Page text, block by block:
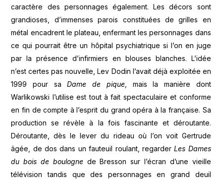
caractère des personnages également. Les décors sont
grandioses, d’immenses parois constituées de grilles en
métal encadrent le plateau, enfermant les personnages dans
ce qui pourrait être un hôpital psychiatrique si l’on en juge
par la présence d’infirmiers en blouses blanches. L’idée
n’est certes pas nouvelle, Lev Dodin l’avait déjà exploitée en
1999 pour saDame de pique, mais la manière dont
Warlikowski l’utilise est tout à fait spectaculaire et conforme
en fin de compte à l’esprit du grand opéra à la française. Sa
production se révèle à la fois fascinante et déroutante.
Déroutante, dès le lever du rideau où l’on voit Gertrude
âgée, de dos dans un fauteuil roulant, regarderLes Dames
du bois de boulognede Bresson sur l’écran d’une vieille
télévision tandis que des personnages en grand deuil